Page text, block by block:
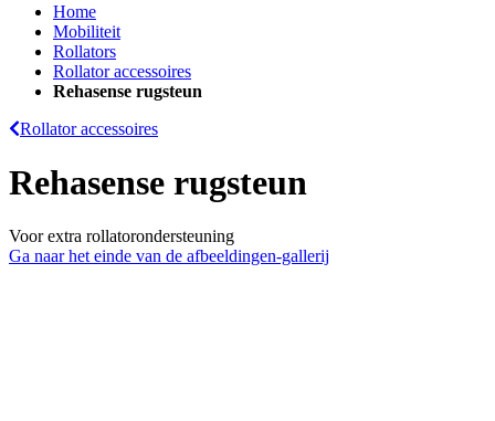
Home
Mobiliteit
Rollators
Rollator accessoires
Rehasense rugsteun
Rollator accessoires
Rehasense rugsteun
Voor extra rollatorondersteuning
Ga naar het einde van de afbeeldingen-gallerij